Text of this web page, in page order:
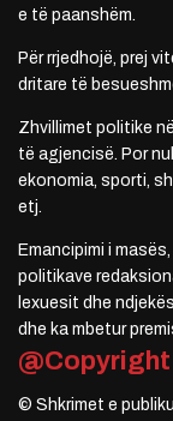
e të paanshëm.
Për rrjedhojë, prej
dritare të
Zhvillimet politike
të agjencisë. Por
ekonomia, sporti,
etj.
Emancipimi i
politikave
lexuesit dhe
dhe ka mbetur
@Copyright
© Shkrimet e